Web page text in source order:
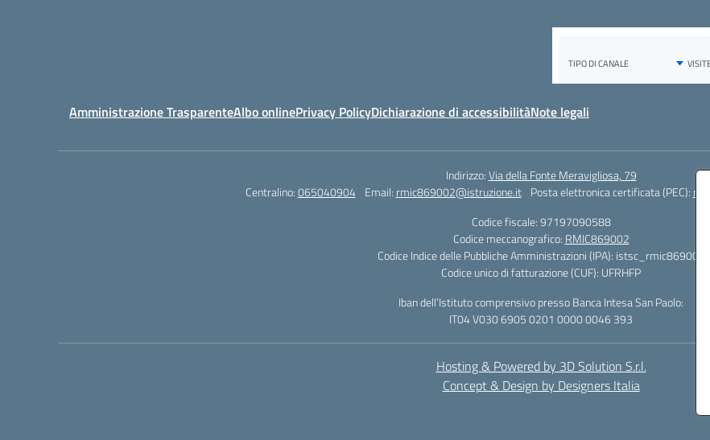
Amministrazione TrasparenteAlbo onlinePrivacy PolicyDichiarazione di accessibilitàNote legali
Indirizzo:Via della Fonte Meravigliosa, 79
Centralino:065040904 Email: rmic869002@istruzione.it Posta elettronica certificata (PEC):
Codice fiscale: 97197090588
Codice meccanografico: RMIC869002
Codice Indice delle Pubbliche Amministrazioni (IPA): istsc_rmic869002
Codice unico di fatturazione (CUF): UFRHFP
Iban dell’Istituto comprensivo presso Banca Intesa San Paolo:
IT04 V030 6905 0201 0000 0046 393
Hosting & Powered by 3D Solution S.r.l.
Concept & Design by Designers Italia